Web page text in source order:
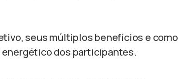
seus múltiplos benefícios e como
dos participantes.